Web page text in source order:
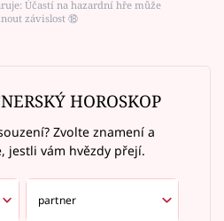
Účastí na hazardní hře může
závislost ⑱
HOROSKOP
Zvolte znamení a
jestli vám hvězdy přejí.